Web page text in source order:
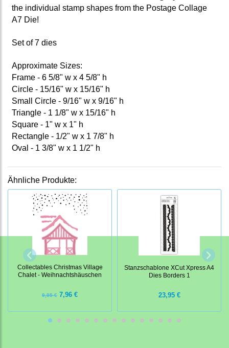
the individual stamp shapes from the Postage Collage
A7 Die!
Set of 7 dies
Approximate Sizes:
Frame - 6 5/8" w x 4 5/8" h
Circle - 15/16" w x 15/16" h
Small Circle - 9/16" w x 9/16" h
Triangle - 1 1/8" w x 15/16" h
Square - 1" w x 1" h
Rectangle - 1/2" w x 1 7/8" h
Oval - 1 3/8" w x 1 1/2" h
Ähnliche Produkte:
Collectables Christmas Village
Chalet - Weihnachtshäuschen
9,95 € 7,96 €
Stanzschablone XCut Xpress A4
Dies Borders 1
23,95 €